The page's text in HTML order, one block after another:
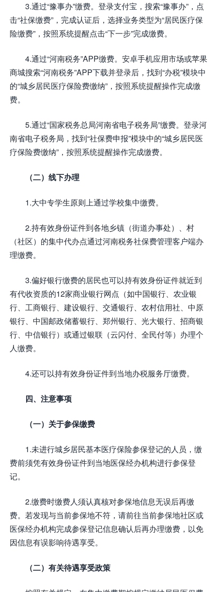
3.通过“豫事办”缴费。登录支付宝，搜索“豫事办”，点
击“社保缴费”，完成认证后，选择业务类型为“居民医疗保
险缴费”，按照系统提醒点击“下一步”完成缴费。
4.通过“河南税务”APP缴费。安卓手机应用市场或苹果
商城搜索“河南税务”APP下载并登录后，找到“办税”模块中
的“城乡居民医疗保险费缴纳”，按照系统提醒操作完成缴
费。
5.通过“国家税务总局河南省电子税务局”缴费。登录河
南省电子税务局，找到“社保费申报”模块中的“城乡居民医
疗保险费缴纳”，按照系统提醒操作完成缴费。
（二）线下办理
1.大中专学生原则上通过学校集中缴费。
2.持有效身份证件到各地乡镇（街道办事处）、村
（社区）的集中代办点通过河南税务社保费管理客户端办
理缴费。
3.偏好银行缴费的居民也可以持有效身份证件就近到
有代收资质的12家商业银行网点（如中国银行、农业银
行、工商银行、建设银行、交通银行、农村信用社、中原
银行、中国邮政储蓄银行、郑州银行、光大银行、招商银
行、中信银行）或通过银联（云闪付、全民付等）办理个
人缴费。
4.还可以持有效身份证件到当地办税服务厅缴费。
四、注意事项
（一）关于参保缴费
1.未进行城乡居民基本医疗保险参保登记的人员，缴
费前须凭有效身份证件到当地医保经办机构进行参保登
记。
2.缴费时缴费人须认真核对参保地信息无误后再缴
费。若发现与当前参保地不符，请前往当前参保地社区或
医保经办机构完成参保登记信息确认后再办理缴费，以免
因信息有误影响待遇享受。
（二）有关待遇享受政策